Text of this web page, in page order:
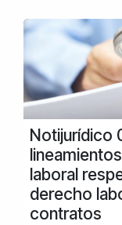
Notijurídico
laboral
derecho
contratos